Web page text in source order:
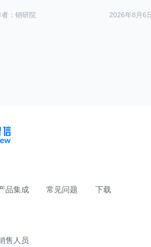
者：销研院 2026年8月6
品集成 常见问题 下载
售人员